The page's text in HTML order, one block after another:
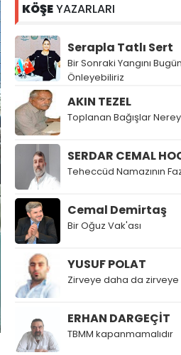
KÖŞEYAZARLARI
Serapla Tatlı Sert
Bir Sonraki Yangını Bugün
Önleyebiliriz
AKIN TEZEL
Toplanan Bağışlar
SERDAR CEMAL
Teheccüd Namazının
Cemal Demirtaş
Bir Oğuz Vak'ası
YUSUF POLAT
Zirveye daha da zirveye
ERHAN DARGEÇİT
TBMM kapanmamalıdır